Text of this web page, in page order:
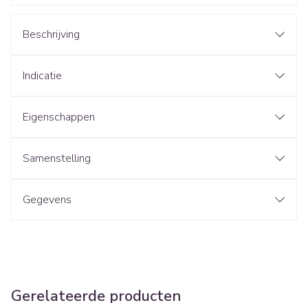
Beschrijving
Indicatie
Eigenschappen
Samenstelling
Gegevens
Gerelateerde producten